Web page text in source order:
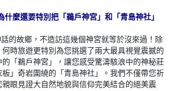
麼還要特別把「鵜戶神宮」和「青島神社」
的故鄉，不造訪這幾個神宮就等於沒來過！除
時旅遊更特別為您挑選了兩大最具視覺震撼的
「鵜戶神宮」，讓您感受驚濤駭浪中的神秘莊
」奇岩圍繞的「青島神社」。我們不僅帶您祈
眼見證大自然地貌與信仰完美結合的絕美震